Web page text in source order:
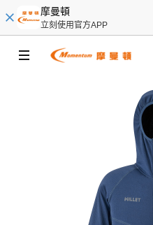
摩曼頓
立刻使用官方APP